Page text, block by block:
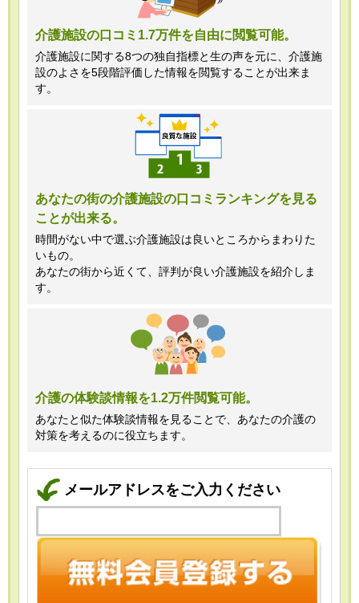
調査のためクッキー等を用いております
が、これによる個人情報の取得、利用は
行っておりません。
株式会社クリエイターズネクスト個人情
報保護管理者 窪田望
TEL:0120-21-7070
（受付時間 10時～19時 土日祝日除
く・営業のお電話はお断りいたします）
介護施設の口コミ1.7万件を自由に閲覧可能。
介護施設に関する8つの独自指標と生の声を元に、介護施
設のよさを5段階評価した情報を閲覧することが出来ま
す。
あなたの街の介護施設の口コミランキングを見る
ことが出来る。
時間がない中で選ぶ介護施設は良いところからまわりた
いもの。
あなたの街から近くて、評判が良い介護施設を紹介しま
す。
介護の体験談情報を1.2万件閲覧可能。
あなたと似た体験談情報を見ることで、あなたの介護の
対策を考えるのに役立ちます。
メールアドレスをご入力ください